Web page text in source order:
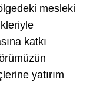
mesleki
katkı
yatırım